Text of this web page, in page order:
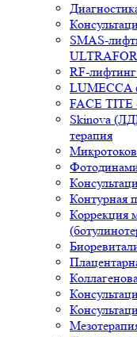
SMAS-
RF-
LUMECCA
FACE TITE
Skinova
терапия
Контурная
Коррекция